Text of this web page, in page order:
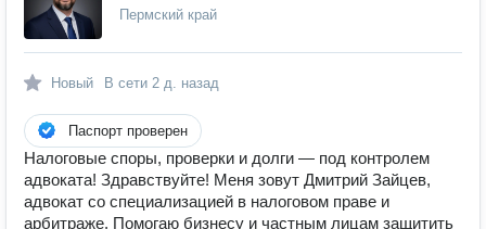
Пермский край
Новый В сети 2 д. назад
Паспорт проверен
Налоговые споры, проверки и долги — под контролем
адвоката! Здравствуйте! Меня зовут Дмитрий Зайцев,
адвокат со специализацией в налоговом праве и
арбитраже. Помогаю бизнесу и частным лицам защитить